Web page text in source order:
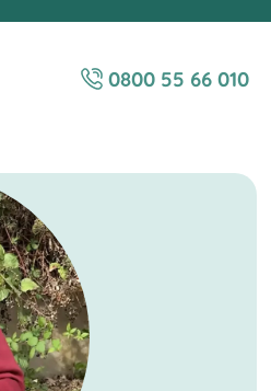
0800 55 66 010